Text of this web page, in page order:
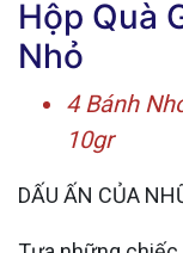
Hộp Quà
Nhỏ
4 Bánh
10gr
DẤU ẤN CỦA